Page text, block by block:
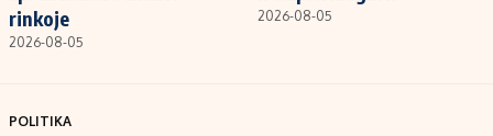
rinkoje
2026-08-05
2026-08-05
POLITIKA